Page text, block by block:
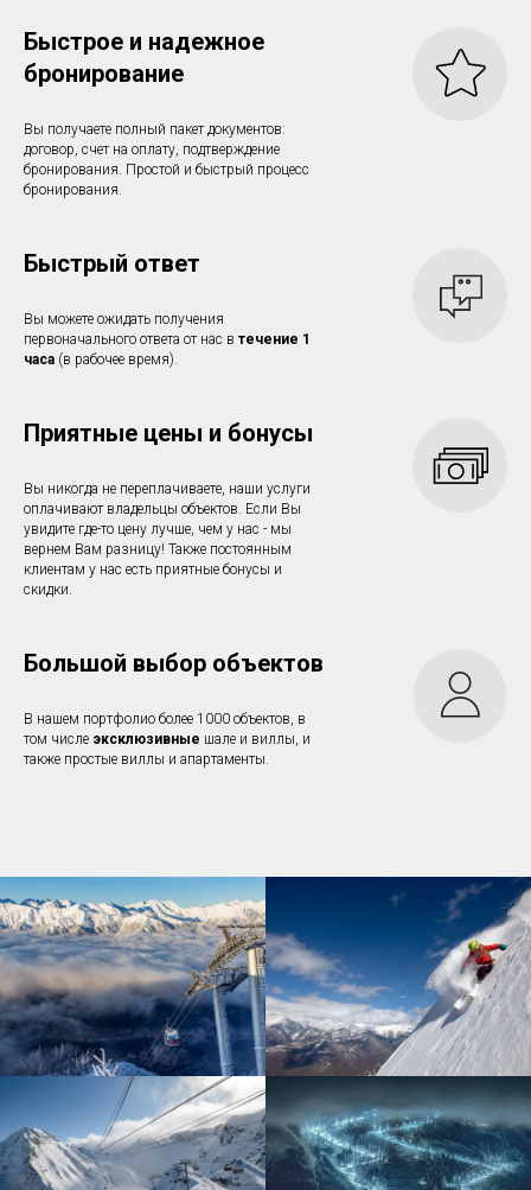
Быстрое и надежное
бронирование
Вы получаете полный пакет документов:
договор, счет на оплату, подтверждение
бронирования. Простой и быстрый процесс
бронирования.
Быстрый ответ
Вы можете ожидать получения
первоначального ответа от нас в течение 1
часа (в рабочее время).
Приятные цены и бонусы
Вы никогда не переплачиваете, наши услуги
оплачивают владельцы объектов. Если Вы
увидите где-то цену лучше, чем у нас - мы
вернем Вам разницу! Также постоянным
клиентам у нас есть приятные бонусы и
скидки.
Большой выбор объектов
В нашем портфолио более 1000 объектов, в
том числе эксклюзивные шале и виллы, и
также простые виллы и апартаменты.